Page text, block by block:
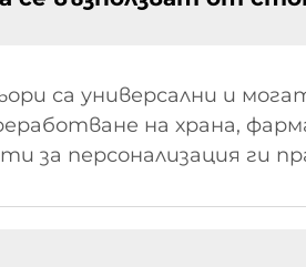
са универсални и
на храна,
за персонализация ги